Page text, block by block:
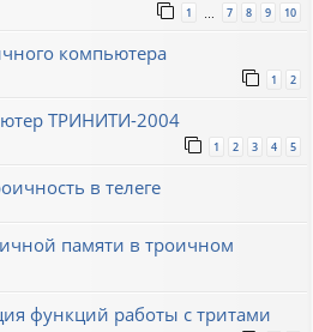
1 … 7 8 9 10
компьютера
1 2
ТРИНИТИ-2004
1 2 3 4 5
в телеге
памяти в троичном
функций работы с тритами